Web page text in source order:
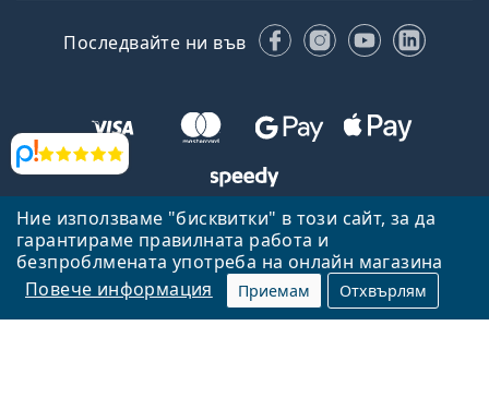
Ние използваме "бисквитки" в този сайт, за да
гарантираме правилната работа и
безпроблмената употреба на онлайн магазина
Повече информация
Приемам Отхвърлям
Прегледи
Последвайте ни във FacebookInstagram
YouTube
Назад към началната страница
Нагоре
Lentiamo.bg е собственост и се управлява от Lentiamo s.r.o.,
Република Чехия
Тук сме за вас в продължение на 18 години.